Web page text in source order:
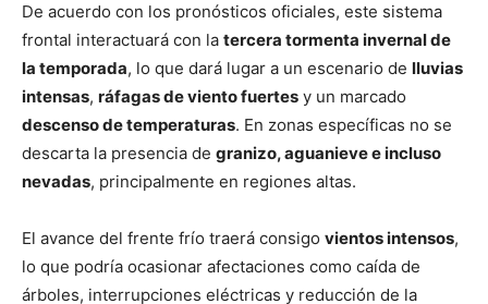
De acuerdo con los pronósticos oficiales, este sistema
frontal interactuará con la tercera tormenta invernal de
la temporada, lo que dará lugar a un escenario de lluvias
intensas, ráfagas de viento fuertes y un marcado
descenso de temperaturas. En zonas específicas no se
descarta la presencia de granizo, aguanieve e incluso
nevadas, principalmente en regiones altas.
El avance del frente frío traerá consigo vientos intensos,
lo que podría ocasionar afectaciones como caída de
árboles, interrupciones eléctricas y reducción de la